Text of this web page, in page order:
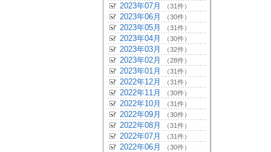
2023年07月 （31件）
2023年06月 （30件）
2023年05月 （31件）
2023年04月 （30件）
2023年03月 （32件）
2023年02月 （28件）
2023年01月 （31件）
2022年12月 （31件）
2022年11月 （30件）
2022年10月 （31件）
2022年09月 （30件）
2022年08月 （31件）
2022年07月 （31件）
2022年06月 （30件）